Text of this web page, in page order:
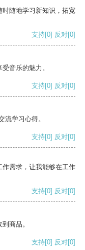
随地学习新知识，拓宽
支持[0] 反对[0]
音乐的魅力。
支持[0] 反对[0]
流学习心得。
支持[0] 反对[0]
需求，让我能够在工作
支持[0] 反对[0]
商品。
支持[0] 反对[0]